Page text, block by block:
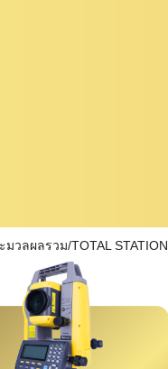
มวลผลรวม/TOTAL STATION